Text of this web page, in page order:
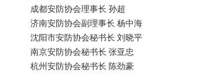
成都安防协会理事长 孙超
济南安防协会副理事长 杨中海
沈阳市安防协会秘书长 刘晓平
南京安防协会秘书长 张亚忠
杭州安防协会秘书长 陈劲豪